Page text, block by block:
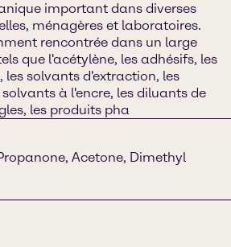
important dans diverses
ménagères et laboratoires.
rencontrée dans un large
que l'acétylène, les adhésifs, les
solvants d'extraction, les
à l'encre, les diluants de
les produits pha
Acetone, Dimethyl